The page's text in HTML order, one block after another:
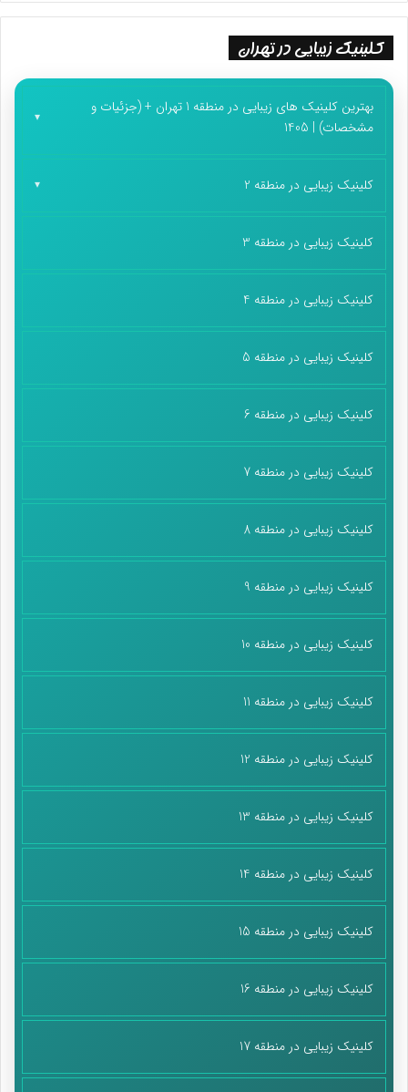
کلینیک زیبایی در تهران
بهترین کلینیک های زیبایی در منطقه 1 تهران + (جزئیات و
مشخصات) | 1405
کلینیک زیبایی در منطقه 2
کلینیک زیبایی در منطقه 3
کلینیک زیبایی در منطقه 4
کلینیک زیبایی در منطقه 5
کلینیک زیبایی در منطقه 6
کلینیک زیبایی در منطقه 7
کلینیک زیبایی در منطقه 8
کلینیک زیبایی در منطقه 9
کلینیک زیبایی در منطقه 10
کلینیک زیبایی در منطقه 11
کلینیک زیبایی در منطقه 12
کلینیک زیبایی در منطقه 13
کلینیک زیبایی در منطقه 14
کلینیک زیبایی در منطقه 15
کلینیک زیبایی در منطقه 16
کلینیک زیبایی در منطقه 17